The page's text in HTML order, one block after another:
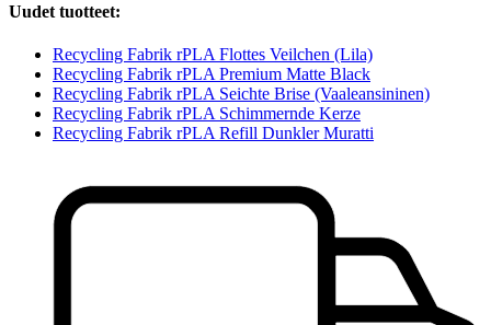
Uudet tuotteet:
Recycling Fabrik rPLA Flottes Veilchen (Lila)
Recycling Fabrik rPLA Premium Matte Black
Recycling Fabrik rPLA Seichte Brise (Vaaleansininen)
Recycling Fabrik rPLA Schimmernde Kerze
Recycling Fabrik rPLA Refill Dunkler Muratti